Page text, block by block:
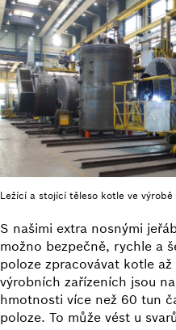
Ležící a stojící těleso kotle ve výrobě
S našimi extra nosnými
možno bezpečně, rychle a
poloze zpracovávat kotle
výrobních zařízeních jsou
hmotnosti více než 60 tun
poloze. To může vést u